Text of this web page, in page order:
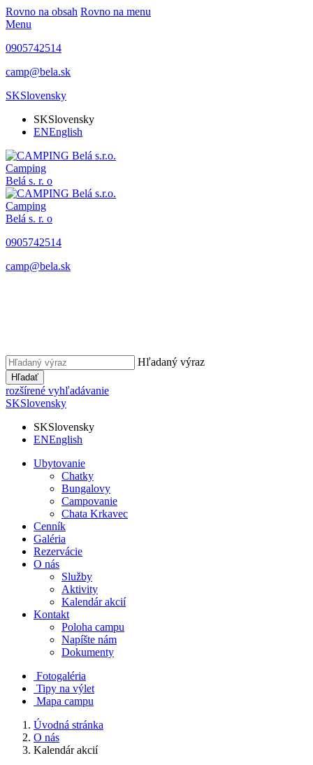
Rovno na obsah Rovno na menu
Menu
0905742514
camp@bela.sk
SKSlovensky
SKSlovensky
ENEnglish
Camping
Belá s. r. o
Camping
Belá s. r. o
0905742514
camp@bela.sk
Hľadaný výraz
Hľadať
rozšírené vyhľadávanie
SKSlovensky
SKSlovensky
ENEnglish
Ubytovanie
Chatky
Bungalovy
Campovanie
Chata Krkavec
Cenník
Galéria
Rezervácie
O nás
Služby
Aktivity
Kalendár akcií
Kontakt
Poloha campu
Napíšte nám
Dokumenty
Fotogaléria
Tipy na výlet
Mapa campu
Úvodná stránka
O nás
Kalendár akcií